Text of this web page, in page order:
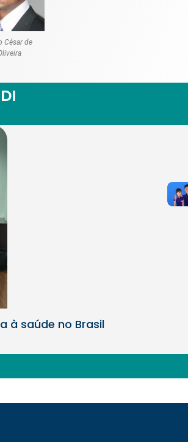
César de
à saúde no Brasil